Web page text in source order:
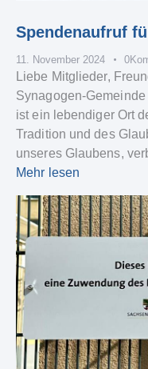
Spendenaufruf
11. November 2024 0
Liebe Mitglieder,
Synagogen-
ist ein lebendiger Ort
Tradition und des
unseres Glaubens,
Mehr lesen